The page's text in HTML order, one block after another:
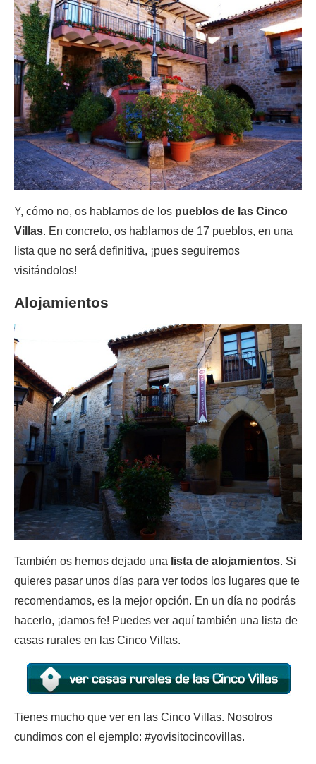
Y, cómo no, os hablamos de los pueblos de las Cinco
Villas. En concreto, os hablamos de 17 pueblos, en una
lista que no será definitiva, ¡pues seguiremos
visitándolos!
Alojamientos
También os hemos dejado una lista de alojamientos. Si
quieres pasar unos días para ver todos los lugares que te
recomendamos, es la mejor opción. En un día no podrás
hacerlo, ¡damos fe! Puedes ver aquí también una lista de
casas rurales en las Cinco Villas.
Tienes mucho que ver en las Cinco Villas. Nosotros
cundimos con el ejemplo: #yovisitocincovillas.